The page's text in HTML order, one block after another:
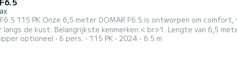
om comfort, veiligheid en plezier te bieden tijdens uw zee-
br>1. Lengte van 6,5 meter, geschikt voor een groep van maximaal 6 personen
excursie langs de kust. 2. Voor een verfrissende straal zoet water na een duik in het prachtige water van
optioneel 6 pers. 115 PK 2024 6.5 m